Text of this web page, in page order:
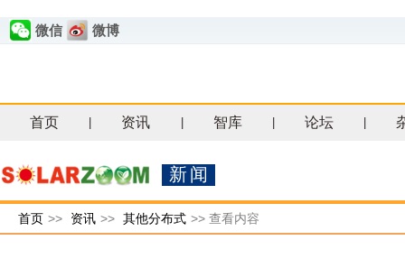
微信 微博
首页 资讯 智库 论坛
新闻
首页 >> 资讯 >> 其他分布式 >> 查看内容